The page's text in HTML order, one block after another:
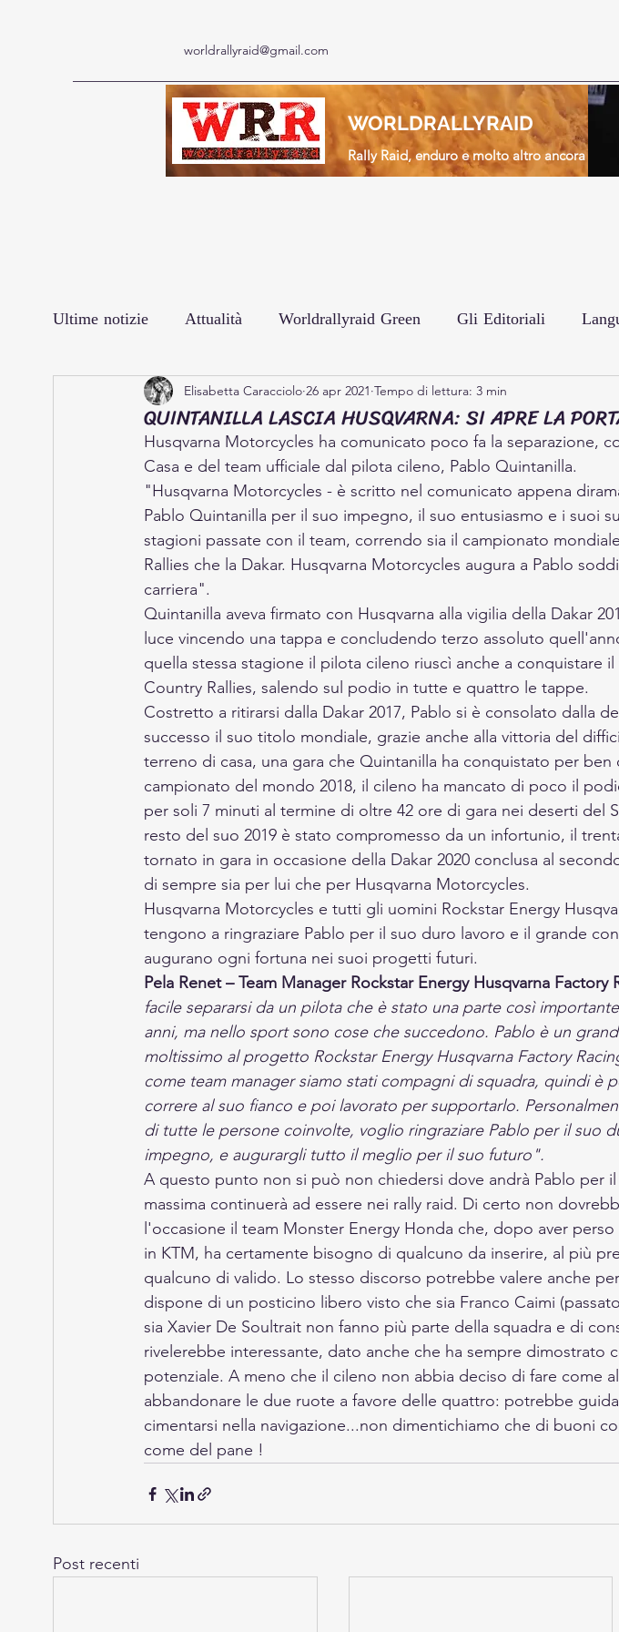
worldrallyraid@gmail.com
WORLDRALLYRAID
Rally Raid, enduro e molto altro ancora
Ultime notizie Attualità Worldrallyraid Green Gli Editoriali
Le interviste Prodotto Africa Eco Race
QUINTANILLA LASCIA HUSQVARNA: SI APRE LA
Elisabetta Caracciolo 26 apr 2021 Tempo di lettura: 3 min
Husqvarna Motorcycles ha comunicato poco fa la separazione,
Casa e del team ufficiale dal pilota cileno, Pablo Quintanilla.
"Husqvarna Motorcycles - è scritto nel comunicato appena
Pablo Quintanilla per il suo impegno, il suo entusiasmo e i suoi
stagioni passate con il team, correndo sia il campionato
Rallies che la Dakar. Husqvarna Motorcycles augura a Pablo
carriera".
Quintanilla aveva firmato con Husqvarna alla vigilia della Dakar
luce vincendo una tappa e concludendo terzo assoluto
quella stessa stagione il pilota cileno riuscì anche a conquistare
Country Rallies, salendo sul podio in tutte e quattro le tappe.
Costretto a ritirarsi dalla Dakar 2017, Pablo si è consolato dalla
successo il suo titolo mondiale, grazie anche alla vittoria del
terreno di casa, una gara che Quintanilla ha conquistato per
campionato del mondo 2018, il cileno ha mancato di poco il
per soli 7 minuti al termine di oltre 42 ore di gara nei deserti del
resto del suo 2019 è stato compromesso da un infortunio, il
tornato in gara in occasione della Dakar 2020 conclusa al
di sempre sia per lui che per Husqvarna Motorcycles.
Husqvarna Motorcycles e tutti gli uomini Rockstar Energy
tengono a ringraziare Pablo per il suo duro lavoro e il grande
augurano ogni fortuna nei suoi progetti futuri.
Pela Renet – Team Manager Rockstar Energy Husqvarna Factory
facile separarsi da un pilota che è stato una parte così
anni, ma nello sport sono cose che succedono. Pablo è un
moltissimo al progetto Rockstar Energy Husqvarna Factory
come team manager siamo stati compagni di squadra, quindi è
correre al suo fianco e poi lavorato per supportarlo.
di tutte le persone coinvolte, voglio ringraziare Pablo per il suo
impegno, e augurargli tutto il meglio per il suo futuro".
A questo punto non si può non chiedersi dove andrà Pablo per
massima continuerà ad essere nei rally raid. Di certo non
l'occasione il team Monster Energy Honda che, dopo aver perso
in KTM, ha certamente bisogno di qualcuno da inserire, al più
qualcuno di valido. Lo stesso discorso potrebbe valere anche
dispone di un posticino libero visto che sia Franco Caimi
sia Xavier De Soultrait non fanno più parte della squadra e di
rivelerebbe interessante, dato anche che ha sempre dimostrato
potenziale. A meno che il cileno non abbia deciso di fare come
abbandonare le due ruote a favore delle quattro: potrebbe
cimentarsi nella navigazione...non dimentichiamo che di buoni
come del pane !
Post recenti